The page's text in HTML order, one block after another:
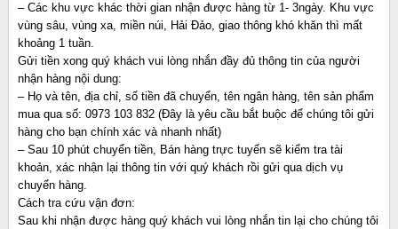
– Các khu vực khác thời gian nhận được hàng từ 1- 3ngày. Khu vực
vùng sâu, vùng xa, miền núi, Hải Đảo, giao thông khó khăn thì mất
khoảng 1 tuần.
Gửi tiền xong quý khách vui lòng nhắn đầy đủ thông tin của người
nhận hàng nội dung:
– Họ và tên, địa chỉ, số tiền đã chuyển, tên ngân hàng, tên sản phẩm
mua qua số: 0973 103 832 (Đây là yêu cầu bắt buộc để chúng tôi gửi
hàng cho bạn chính xác và nhanh nhất)
– Sau 10 phút chuyển tiền, Bán hàng trực tuyến sẽ kiểm tra tài
khoản, xác nhận lại thông tin với quý khách rồi gửi qua dịch vụ
chuyển hàng.
Cách tra cứu vận đơn:
Sau khi nhận được hàng quý khách vui lòng nhắn tin lại cho chúng tôi